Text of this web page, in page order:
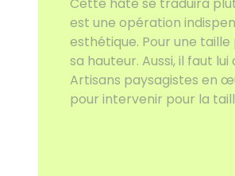
est une opération
esthétique. Pour une
sa hauteur. Aussi, il faut
Artisans paysagistes en
pour intervenir pour la